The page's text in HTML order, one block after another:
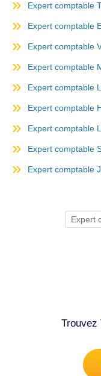
Expert comptable
Expert comptable
Expert comptable
Expert comptable
Expert comptable
Expert comptable
Expert comptable
Expert comptable
Expert comptable
Expert
Trouvez